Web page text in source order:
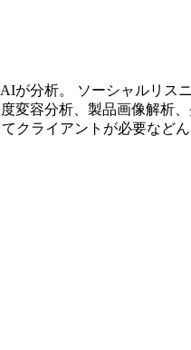
が分析。 ソーシャルリス
変容分析、製品画像解析
クライアントが必要など